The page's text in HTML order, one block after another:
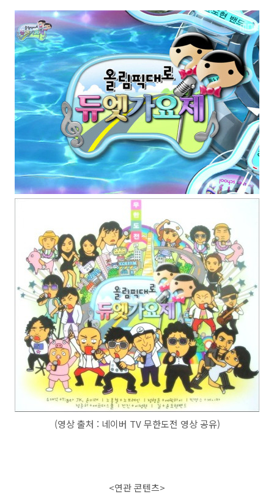
(영상 출처 : 네이버 TV 무한도전 영상 공유)
<연관 콘텐츠>